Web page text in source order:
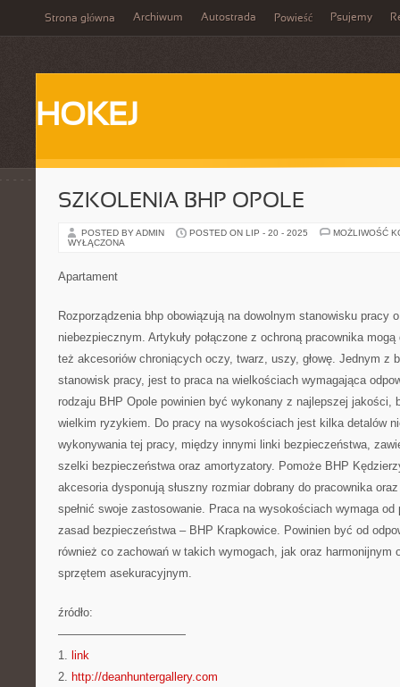
Strona główna Archiwum Autostrada Powieść Psujemy
HOKEJ
SZKOLENIA BHP OPOLE
POSTED BY ADMIN POSTED ON LIP - 20 - 2025
MOŻLIWOŚĆ
WYŁĄCZONA
Apartament
Rozporządzenia bhp obowiązują na dowolnym stanowisku pracy
niebezpiecznym. Artykuły połączone z ochroną pracownika
też akcesoriów chroniących oczy, twarz, uszy, głowę. Jednym z
stanowisk pracy, jest to praca na wielkościach wymagająca
rodzaju BHP Opole powinien być wykonany z najlepszej jakości,
wielkim ryzykiem. Do pracy na wysokościach jest kilka detalów
wykonywania tej pracy, między innymi linki bezpieczeństwa,
szelki bezpieczeństwa oraz amortyzatory. Pomoże BHP
akcesoria dysponują słuszny rozmiar dobrany do pracownika
spełnić swoje zastosowanie. Praca na wysokościach wymaga
zasad bezpieczeństwa – BHP Krapkowice. Powinien być od
również co zachowań w takich wymogach, jak oraz harmonijnym
sprzętem asekuracyjnym.
źródło:
———————————
1. link
2. http://deanhuntergallery.com